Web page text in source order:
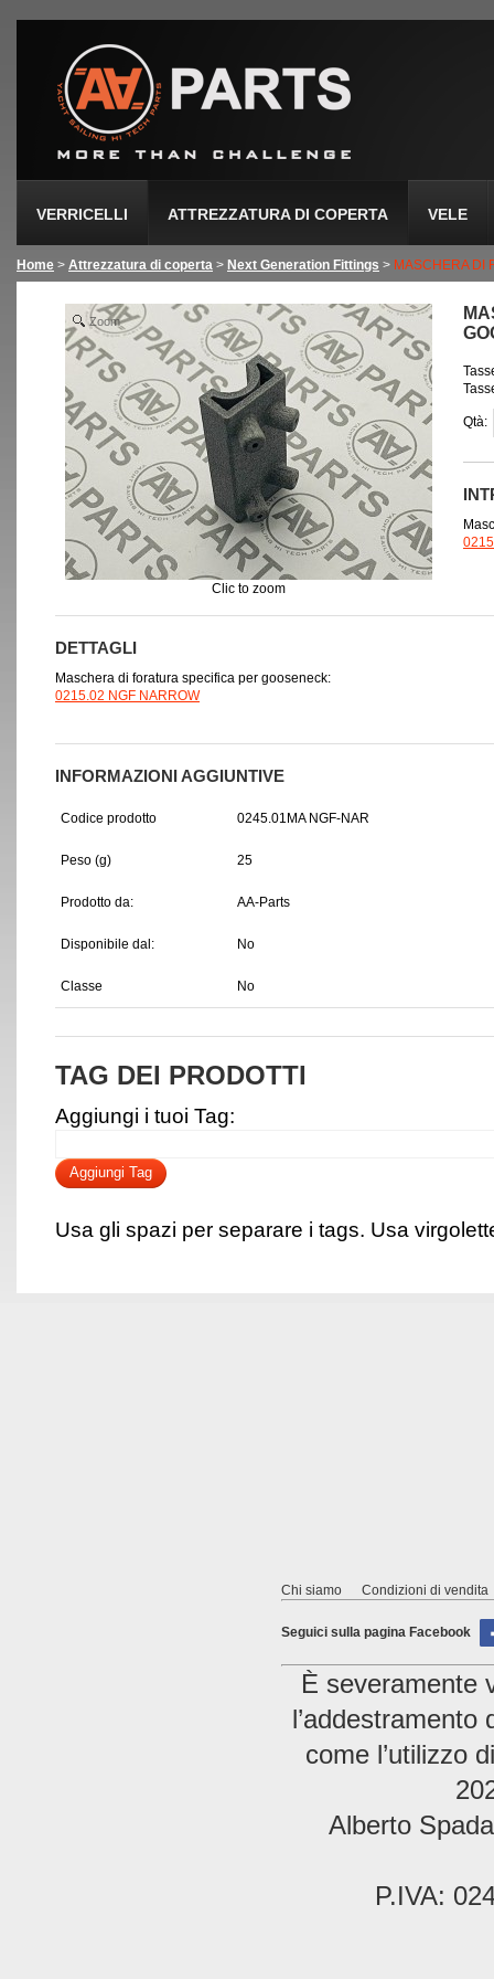
VERRICELLI ATTREZZATURA DI COPERTA VELE
Home > Attrezzatura di coperta > Next Generation Fittings > MASCHERA DI
Qtà:
Zoom
Clic to zoom
DETTAGLI
Maschera di foratura specifica per gooseneck:
0215.02 NGF NARROW
INFORMAZIONI AGGIUNTIVE
Codice prodotto 0245.01MA NGF-NAR
Peso (g) 25
Prodotto da: AA-Parts
Disponibile dal: No
Classe No
TAG DEI PRODOTTI
Aggiungi i tuoi Tag:
Aggiungi Tag
Usa gli spazi per separare i tags. Usa
Chi siamo Condizioni di vendita
Seguici sulla pagina Facebook
È severamente
come l’utilizzo
Alberto
P.IVA: